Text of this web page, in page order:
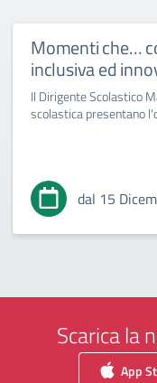
Momenti che…
inclusiva ed
Il Dirigente Scolastico
scolastica presentano
dal 15
Scarica la
App